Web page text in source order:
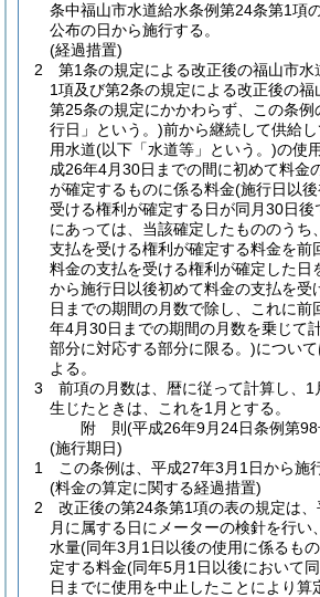
条中福山市水道給水条例第24条第1項
公布の日から施行する。
(経過措置)
2
第1条の規定による改正後の福山市
1項及び第2条の規定による改正後の福
第25条の規定にかかわらず、この条例
行日」という。)前から継続して供給
用水道(以下「水道等」という。)の使
成26年4月30日までの間に初めて料金
が確定するものに係る料金(施行日以
受ける権利が確定する日が同月30日後
にあっては、当該確定したもののうち
支払を受ける権利が確定する料金を前
料金の支払を受ける権利が確定した日
から施行日以後初めて料金の支払を受
日までの期間の月数で除し、これに前
年4月30日までの期間の月数を乗じて
部分に対応する部分に限る。)につい
よる。
3
前項の月数は、暦に従って計算し、1
生じたときは、これを1月とする。
附 則(平成26年9月24日条例第
(施行期日)
1
この条例は、平成27年3月1日から施
(料金の算定に関する経過措置)
2
改正後の第24条第1項の表の規定は
月に属する日にメーターの検針を行い
水量(同年3月1日以後の使用に係るも
定する料金(同年5月1日以後において
日までに使用を中止したことにより算